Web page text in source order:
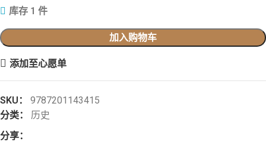
库存 1 件
加入购物车
添加至心愿单
SKU： 9787201143415
分类：
历史
分享：